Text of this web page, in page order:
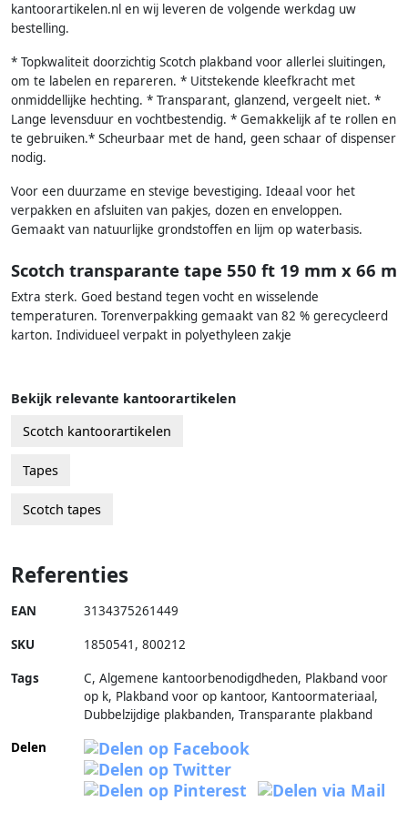
kantoorartikelen.nl en wij leveren de volgende werkdag uw
bestelling.
* Topkwaliteit doorzichtig Scotch plakband voor allerlei sluitingen,
om te labelen en repareren. * Uitstekende kleefkracht met
onmiddellijke hechting. * Transparant, glanzend, vergeelt niet. *
Lange levensduur en vochtbestendig. * Gemakkelijk af te rollen en
te gebruiken.* Scheurbaar met de hand, geen schaar of dispenser
nodig.
Voor een duurzame en stevige bevestiging. Ideaal voor het
verpakken en afsluiten van pakjes, dozen en enveloppen.
Gemaakt van natuurlijke grondstoffen en lijm op waterbasis.
Scotch transparante tape 550 ft 19 mm x 66 m
Extra sterk. Goed bestand tegen vocht en wisselende
temperaturen. Torenverpakking gemaakt van 82 % gerecycleerd
karton. Individueel verpakt in polyethyleen zakje
Bekijk relevante kantoorartikelen
Scotch kantoorartikelen
Tapes
Scotch tapes
Referenties
EAN 3134375261449
SKU 1850541 , 800212
Tags
C, Algemene kantoorbenodigdheden, Plakband voor
op k, Plakband voor op kantoor, Kantoormateriaal,
Dubbelzijdige plakbanden, Transparante plakband
Delen